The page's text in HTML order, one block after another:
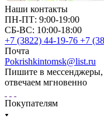
Наши контакты
ПН-ПТ: 9:00-19:00
СБ-ВС: 10:00-18:00
+7 (3822) 44-19-76 +7
Почта
Pokrishkintomsk@list.ru
Пишите в мессенджеры,
отвечаем мгновенно
Покупателям